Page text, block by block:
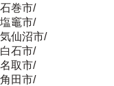
石巻市/
塩竈市/
気仙沼市/
白石市/
名取市/
角田市/